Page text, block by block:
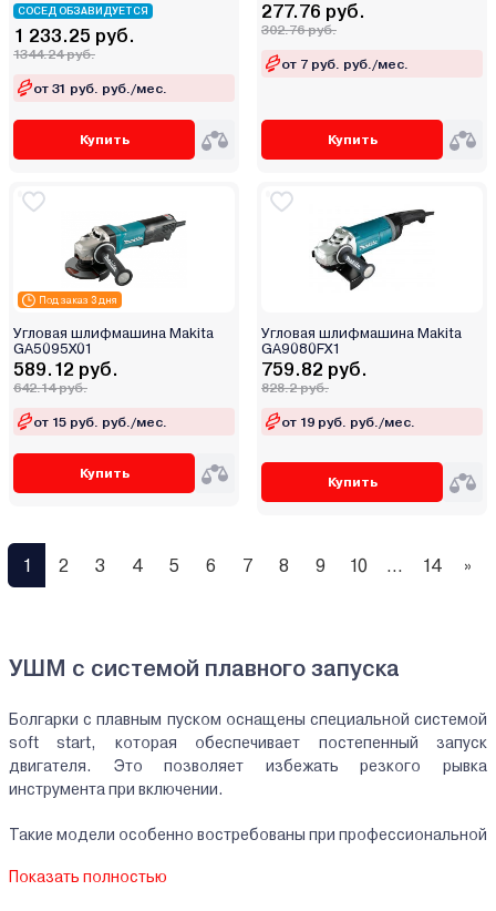
СОСЕД ОБЗАВИДУЕТСЯ
1 233.25 руб.
1344.24 руб.
от 31 руб. руб./мес.
Купить
277.76 руб.
302.76 руб.
от 7 руб. руб./мес.
Купить
Под заказ 3 дня
Угловая шлифмашина Makita
GA5095X01
589.12 руб.
642.14 руб.
от 15 руб. руб./мес.
Купить
Угловая шлифмашина Makita
GA9080FX1
759.82 руб.
828.2 руб.
от 19 руб. руб./мес.
Купить
1 2 3 4 5 6 7 8 9 10 ... 14 »
УШМ с системой плавного запуска
Болгарки с плавным пуском оснащены специальной системой
soft start, которая обеспечивает постепенный запуск
двигателя. Это позволяет избежать резкого рывка
инструмента при включении.
Такие модели особенно востребованы при профессиональной
Показать полностью